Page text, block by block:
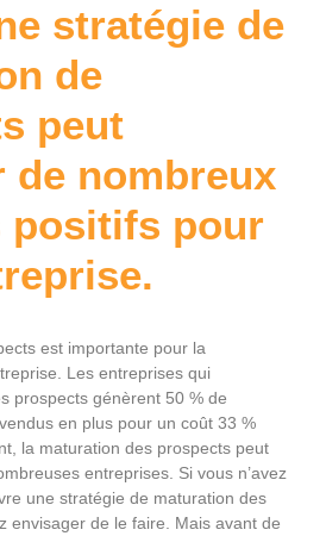
stratégie de
de
peut
de nombreux
positifs pour
est importante pour la
Les entreprises qui
prospects génèrent 50 % de
en plus pour un coût 33 %
la maturation des prospects peut
entreprises. Si vous n’avez
une stratégie de maturation des
envisager de le faire. Mais avant de